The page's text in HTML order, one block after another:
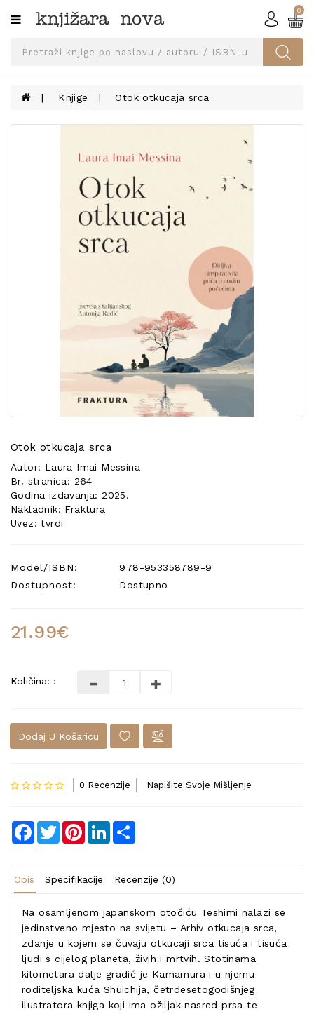
Kategorije
SVEUČILIŠNA
UDŽBENICI
KNJIGE
0
Knjige Otok otkucaja srca
Otok otkucaja srca
Autor: Laura Imai Messina
Br. stranica: 264
Godina izdavanja: 2025.
Nakladnik: Fraktura
Uvez: tvrdi
Model/ISBN:
978-953358789-9
Dostupnost:
Dostupno
21.99€
Količina: :
Dodaj U Košaricu
0 Recenzije Napišite Svoje Mišljenje
Facebook
TwitterPinterestLinkedIn
Opis Specifikacije Recenzije (0)
Na osamljenom japanskom otočiću Teshimi nalazi se
jedinstveno mjesto na svijetu – Arhiv otkucaja srca,
zdanje u kojem se čuvaju otkucaji srca tisuća i tisuća
ljudi s cijelog planeta, živih i mrtvih. Stotinama
kilometara dalje gradić je Kamamura i u njemu
roditeljska kuća Shūichija, četrdesetogodišnjeg
ilustratora knjiga koji ima ožiljak nasred prsa te